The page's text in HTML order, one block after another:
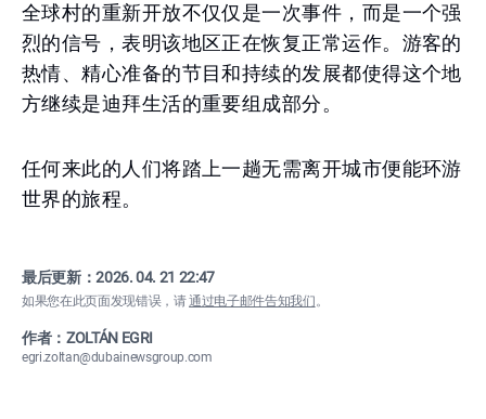
全球村的重新开放不仅仅是一次事件，而是一个强
烈的信号，表明该地区正在恢复正常运作。游客的
热情、精心准备的节目和持续的发展都使得这个地
方继续是迪拜生活的重要组成部分。
任何来此的人们将踏上一趟无需离开城市便能环游
世界的旅程。
最后更新：2026. 04. 21 22:47
如果您在此页面发现错误，请通过电子邮件告知我们。
作者：ZOLTÁN EGRI
egri.zoltan@dubainewsgroup.com